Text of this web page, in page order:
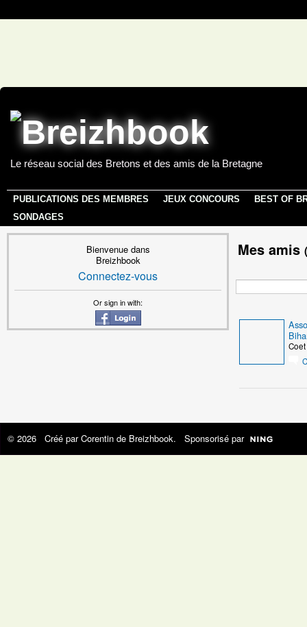
Le réseau social des Bretons et des amis de la Bretagne
PUBLICATIONS DES MEMBRES JEUX CONCOURS
BEST OF
SONDAGES
Bienvenue dans
Breizhbook
Connectez-vous
Or sign in with:
Mes amis
© 2026 Créé parCorentin de Breizhbook. Sponsorisé par